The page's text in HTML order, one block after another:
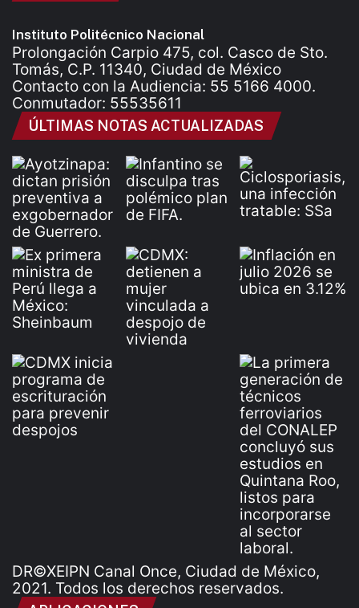
Instituto Politécnico Nacional
Prolongación Carpio 475, col. Casco de Sto.
Tomás, C.P. 11340, Ciudad de México
Contacto con la Audiencia: 55 5166 4000.
Conmutador: 55535611
ÚLTIMAS NOTAS ACTUALIZADAS
DR©XEIPN Canal Once, Ciudad de México,
2021. Todos los derechos reservados.